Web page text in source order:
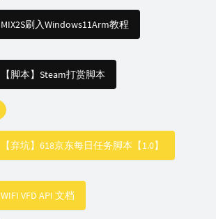
MIX2S刷入Windows11Arm教程
【脚本】Steam打赏脚本
【弃坑】618京东每日任务脚本【1.0】
WIFI VFD API 文档